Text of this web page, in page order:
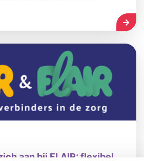
aan bij FLAIR: flexibel